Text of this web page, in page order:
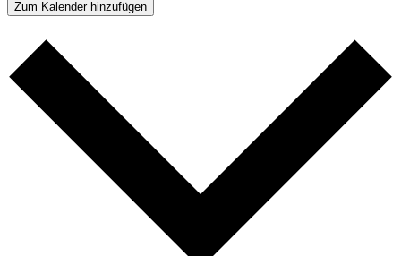
Zum Kalender hinzufügen